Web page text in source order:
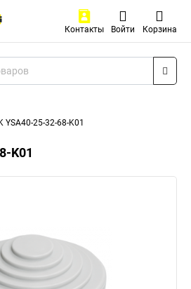
Контакты Войти Корзина
YSA40-25-32-68-K01
K01